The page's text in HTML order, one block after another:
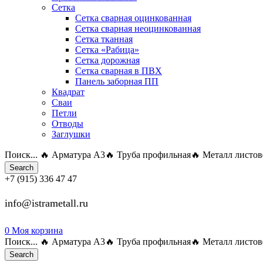
Сетка
Сетка сварная оцинкованная
Сетка сварная неоцинкованная
Сетка тканная
Сетка «Рабица»
Сетка дорожная
Сетка сварная в ПВХ
Панель заборная ПП
Квадрат
Сваи
Петли
Отводы
Заглушки
Поиск... 🔥 Арматура А3🔥 Труба профильная🔥 Металл
Search
+7 (915) 336 47 47
info@istrametall.ru
0 Моя корзина
Поиск... 🔥 Арматура А3🔥 Труба профильная🔥 Металл
Search